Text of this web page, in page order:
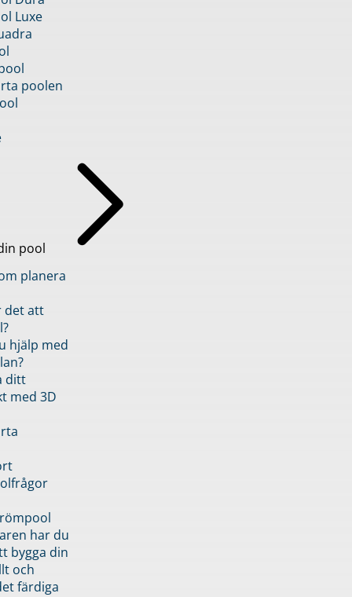
Luxe
poolen
pool
planera
det att
hjälp med
ditt
med 3D
har du
bygga din
och
färdiga